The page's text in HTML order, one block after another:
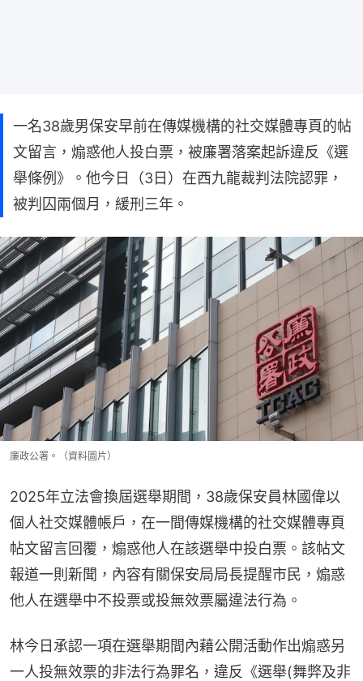
一名38歲男保安早前在傳媒機構的社交媒體專頁的帖
文留言，煽惑他人投白票，被廉署落案起訴違反《選
舉條例》。他今日（3日）在西九龍裁判法院認罪，
被判囚兩個月，緩刑三年。
廉政公署。（資料圖片）
2025年立法會換屆選舉期間，38歲保安員林國偉以
個人社交媒體帳戶，在一間傳媒機構的社交媒體專頁
帖文留言回覆，煽惑他人在該選舉中投白票。該帖文
報道一則新聞，內容有關保安局局長提醒市民，煽惑
他人在選舉中不投票或投無效票屬違法行為。
林今日承認一項在選舉期間內藉公開活動作出煽惑另
一人投無效票的非法行為罪名，違反《選舉(舞弊及非